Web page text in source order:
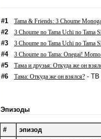
#1 Tama & Friends: 3 Choume
#2
3 Choume no Tama Uchi no Tama
#3
3 Choume no Tama Uchi no Tama
#4
3 Choume no Tama: Onegai!
#5
Тама и друзья: Откуда же он
#6
Тама: Откуда же он взялся? - ТВ
Эпизоды
# эпизод